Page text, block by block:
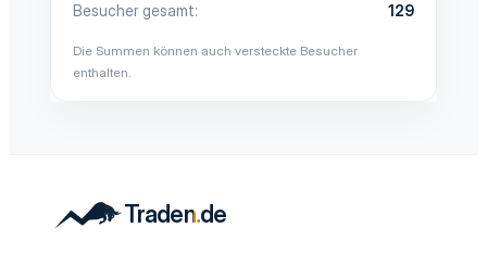
Besucher gesamt
129
Die Summen können auch versteckte Besucher
enthalten.